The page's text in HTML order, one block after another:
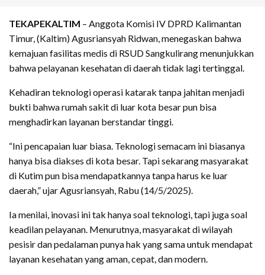
TEKAPEKALTIM – Anggota Komisi IV DPRD Kalimantan
Timur, (Kaltim) Agusriansyah Ridwan, menegaskan bahwa
kemajuan fasilitas medis di RSUD Sangkulirang menunjukkan
bahwa pelayanan kesehatan di daerah tidak lagi tertinggal.
Kehadiran teknologi operasi katarak tanpa jahitan menjadi
bukti bahwa rumah sakit di luar kota besar pun bisa
menghadirkan layanan berstandar tinggi.
“Ini pencapaian luar biasa. Teknologi semacam ini biasanya
hanya bisa diakses di kota besar. Tapi sekarang masyarakat
di Kutim pun bisa mendapatkannya tanpa harus ke luar
daerah,” ujar Agusriansyah, Rabu (14/5/2025).
Ia menilai, inovasi ini tak hanya soal teknologi, tapi juga soal
keadilan pelayanan. Menurutnya, masyarakat di wilayah
pesisir dan pedalaman punya hak yang sama untuk mendapat
layanan kesehatan yang aman, cepat, dan modern.